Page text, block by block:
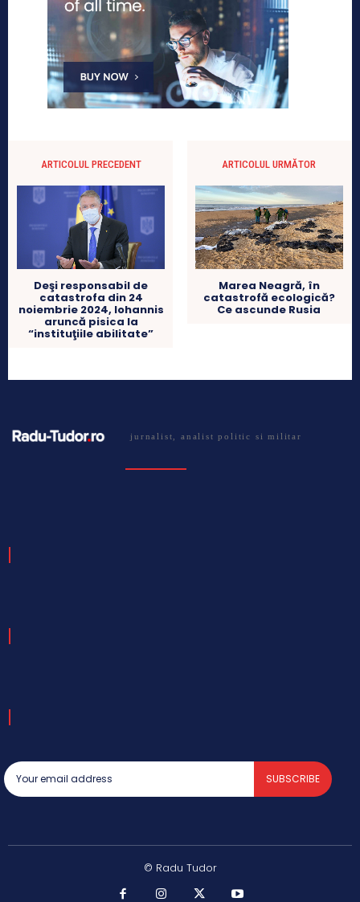
ARTICOLUL PRECEDENT
Deşi responsabil de
catastrofa din 24
noiembrie 2024, Iohannis
aruncă pisica la
“instituţiile abilitate”
ARTICOLUL URMĂTOR
Marea Neagră, în
catastrofă ecologică?
Ce ascunde Rusia
jurnalist, analist politic si militar
SUBSCRIBE
© Radu Tudor